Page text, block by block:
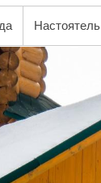
Настоятель